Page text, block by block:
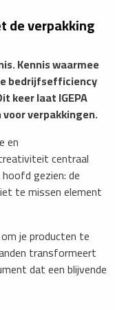
de verpakking
Kennis waarmee
bedrijfsefficiency
keer laat IGEPA
verpakkingen.
en
centraal
gezien: de
te missen element
je producten te
transformeert
dat een blijvende